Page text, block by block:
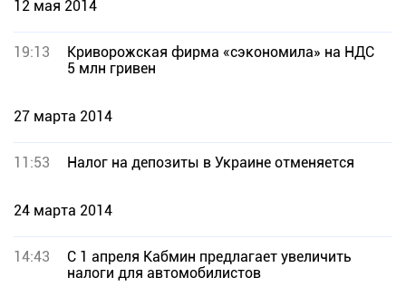
12 мая 2014
19:13
Криворожская фирма «сэкономила» на НДС
5 млн гривен
27 марта 2014
11:53 Налог на депозиты в Украине отменяется
24 марта 2014
14:43
С 1 апреля Кабмин предлагает увеличить
налоги для автомобилистов